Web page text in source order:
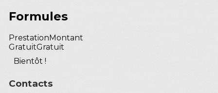
Formules
PrestationMontant
GratuitGratuit
Bientôt !
Contacts